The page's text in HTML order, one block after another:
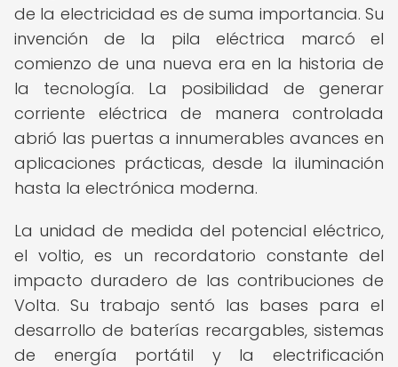
de la electricidad es de suma importancia. Su
invención de la pila eléctrica marcó el
comienzo de una nueva era en la historia de
la tecnología. La posibilidad de generar
corriente eléctrica de manera controlada
abrió las puertas a innumerables avances en
aplicaciones prácticas, desde la iluminación
hasta la electrónica moderna.
La unidad de medida del potencial eléctrico,
el voltio, es un recordatorio constante del
impacto duradero de las contribuciones de
Volta. Su trabajo sentó las bases para el
desarrollo de baterías recargables, sistemas
de energía portátil y la electrificación